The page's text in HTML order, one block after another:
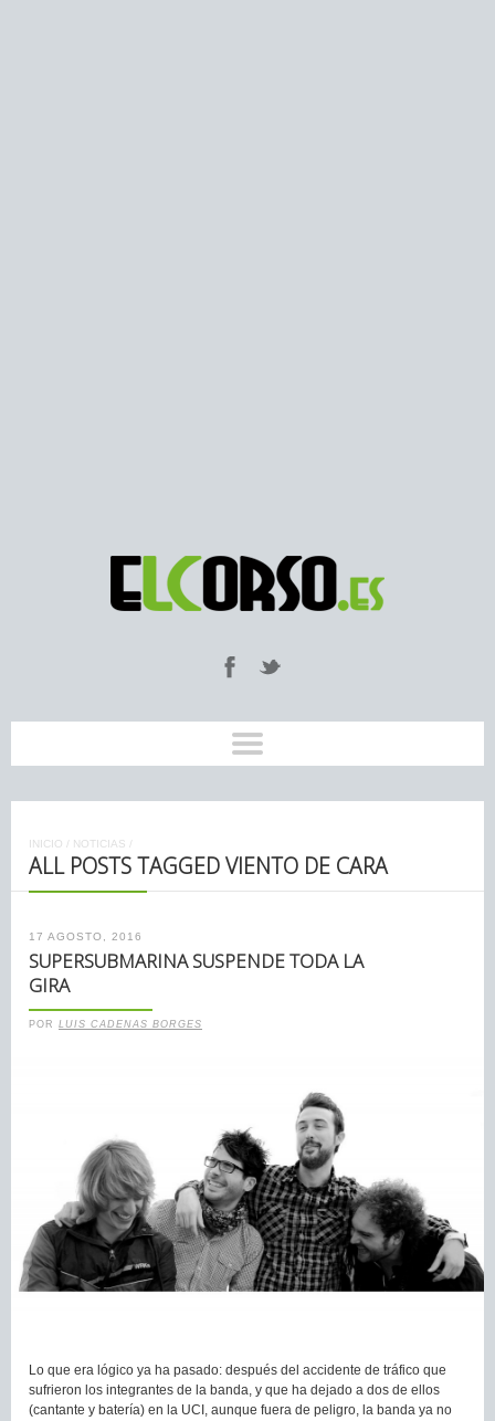
INICIO / NOTICIAS /
ALL POSTS TAGGED VIENTO DE CARA
17 AGOSTO, 2016
SUPERSUBMARINA SUSPENDE TODA LA
GIRA
POR LUIS CADENAS BORGES
Lo que era lógico ya ha pasado: después del accidente de tráfico que
sufrieron los integrantes de la banda, y que ha dejado a dos de ellos
(cantante y batería) en la UCI, aunque fuera de peligro, la banda ya no